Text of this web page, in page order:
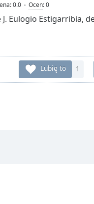
0.0 Ocen:0
Eulogio Estigarribia,
Lubię to 1